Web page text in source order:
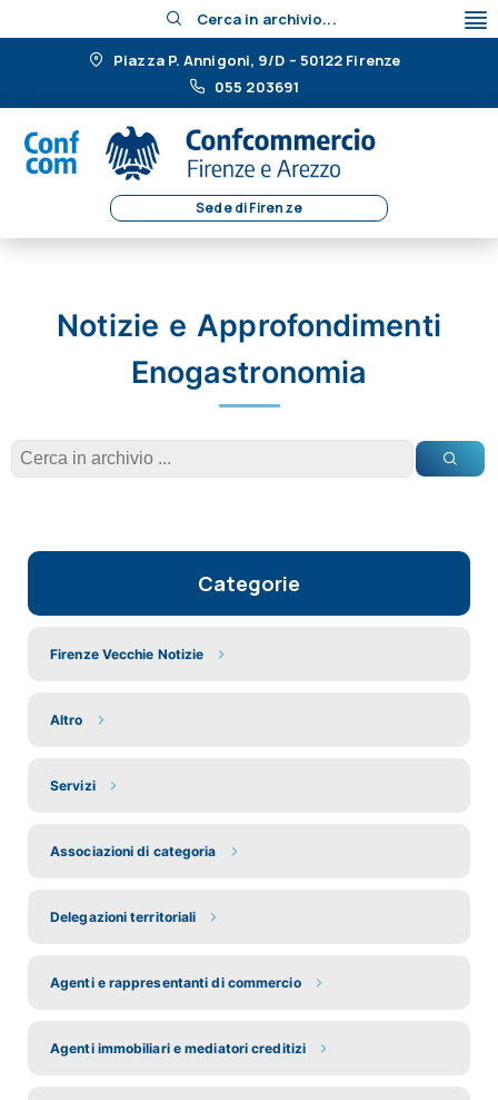
Cerca in archivio...
Piazza P. Annigoni, 9/D – 50122 Firenze
055 203691
Sede di Firenze
Notizie e Approfondimenti
Enogastronomia
Categorie
Firenze Vecchie Notizie
Altro
Servizi
Associazioni di categoria
Delegazioni territoriali
Agenti e rappresentanti di commercio
Agenti immobiliari e mediatori creditizi